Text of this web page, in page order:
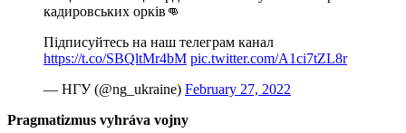
кадировських орків👊
Підписуйтесь на наш телеграм канал
https://t.co/SBQltMr4bM pic.twitter.com/A1ci7tZL8r
— НГУ (@ng_ukraine) February 27, 2022
Pragmatizmus vyhráva vojny